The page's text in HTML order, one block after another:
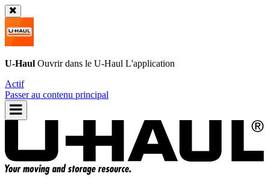
U-Haul Ouvrir dans le U-Haul L'application
Actif
Passer au contenu principal